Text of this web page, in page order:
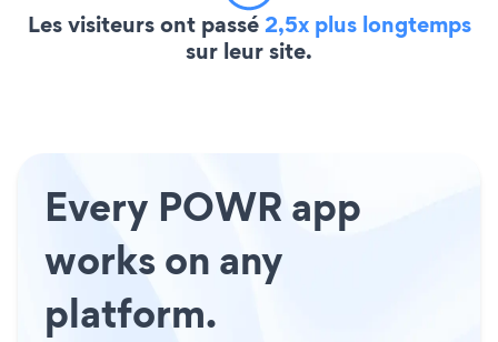
Les visiteurs ont passé2,5x plus longtemps
sur leur site.
Every POWR app
works on any
platform.